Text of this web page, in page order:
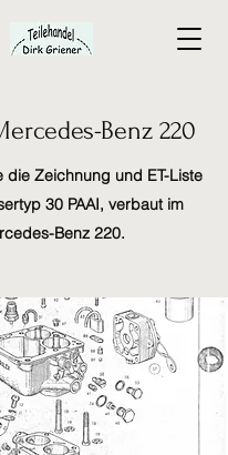
Benz 220
die Zeichnung und ET-Liste
30 PAAI, verbaut im
Benz 220.